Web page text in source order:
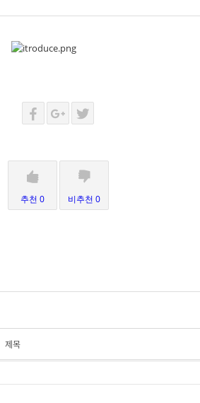
추천 0 비추천 0
제목